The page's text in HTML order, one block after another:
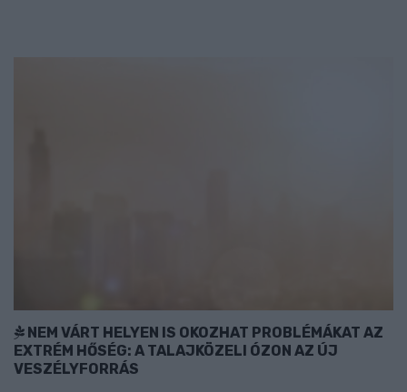
NEM VÁRT HELYEN IS OKOZHAT PROBLÉMÁKAT AZ
EXTRÉM HŐSÉG: A TALAJKÖZELI ÓZON AZ ÚJ
VESZÉLYFORRÁS